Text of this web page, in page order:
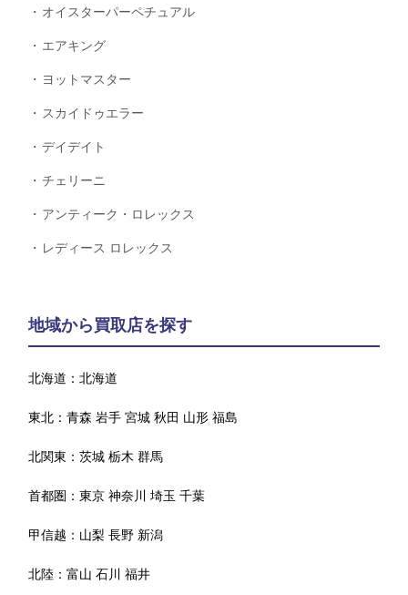
オイスターパーペチュアル
エアキング
ヨットマスター
スカイドゥエラー
デイデイト
チェリーニ
アンティーク・ロレックス
レディース ロレックス
地域から買取店を探す
北海道：北海道
東北：青森 岩手 宮城 秋田 山形 福島
北関東：茨城 栃木 群馬
首都圏：東京 神奈川 埼玉 千葉
甲信越： 山梨 長野 新潟
北陸：富山 石川 福井